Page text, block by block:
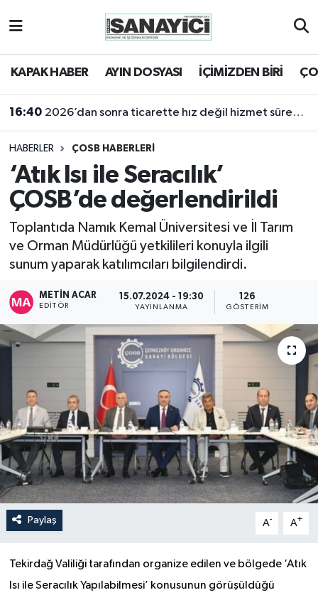
KAPAK HABER AYIN DOSYASI İÇİMİZDEN BİRİ
16:40 2026’dan sonra ticarette hız değil hizmet sürekliliği öne çıkacak
HABERLER ÇOSB HABERLERİ
‘Atık Isı ile Seracılık’
ÇOSB’de değerlendirildi
Toplantıda Namık Kemal Üniversitesi ve İl Tarım
ve Orman Müdürlüğü yetkilileri konuyla ilgili
sunum yaparak katılımcıları bilgilendirdi.
METIN ACAR
EDITÖR
15.07.2024 - 19:30
YAYINLANMA
126
GÖSTERIM
Paylaş A- A+
Tekirdağ Valiliği tarafından organize edilen ve bölgede ‘Atık
Isı ile Seracılık Yapılabilmesi’ konusunun görüşüldüğü
Tekirdağ Nöbetçi Eczaneler
Tekirdağ Trafik Yoğunluk Haritası
Süper Lig Puan Durumu ve Fikstür
Tüm Manşetler
Son Dakika Haberleri
Haber Arşivi